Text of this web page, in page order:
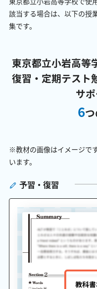
該当する場合は、以下の授
集です。
東京都立小岩高等
復習・定期テスト
サ
6
※教材の画像はイメージで
います。
予習・復習